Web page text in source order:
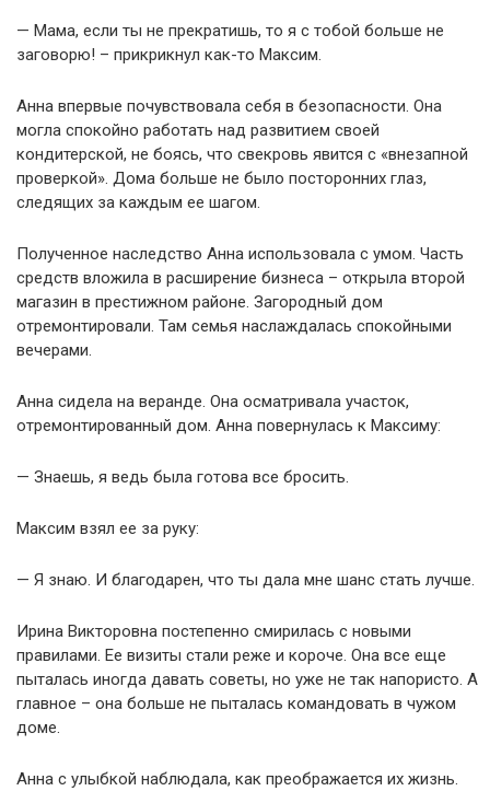
— Мама, если ты не прекратишь, то я с тобой больше не
заговорю! – прикрикнул как-то Максим.
Анна впервые почувствовала себя в безопасности. Она
могла спокойно работать над развитием своей
кондитерской, не боясь, что свекровь явится с «внезапной
проверкой». Дома больше не было посторонних глаз,
следящих за каждым ее шагом.
Полученное наследство Анна использовала с умом. Часть
средств вложила в расширение бизнеса – открыла второй
магазин в престижном районе. Загородный дом
отремонтировали. Там семья наслаждалась спокойными
вечерами.
Анна сидела на веранде. Она осматривала участок,
отремонтированный дом. Анна повернулась к Максиму:
— Знаешь, я ведь была готова все бросить.
Максим взял ее за руку:
— Я знаю. И благодарен, что ты дала мне шанс стать лучше.
Ирина Викторовна постепенно смирилась с новыми
правилами. Ее визиты стали реже и короче. Она все еще
пыталась иногда давать советы, но уже не так напористо. А
главное – она больше не пыталась командовать в чужом
доме.
Анна с улыбкой наблюдала, как преображается их жизнь.